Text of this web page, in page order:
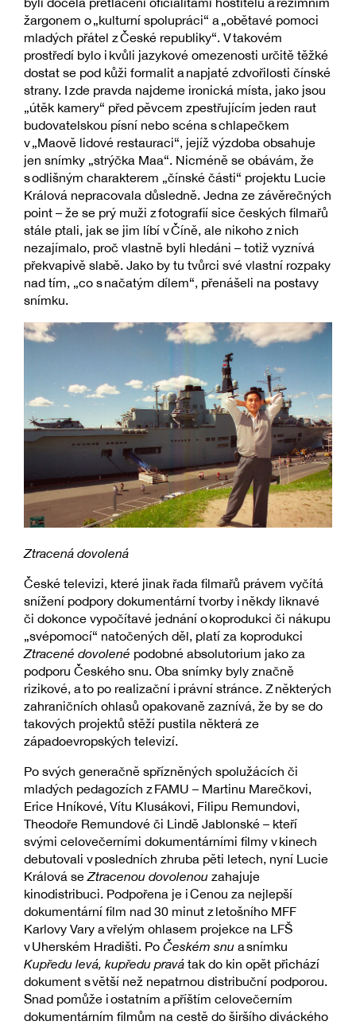
žargonem o „kulturní spolupráci“ a „obětavé pomoci
mladých přátel z České republiky“. V takovém
prostředí bylo i kvůli jazykové omezenosti určitě těžké
dostat se pod kůži formalit a napjaté zdvořilosti čínské
strany. I zde pravda najdeme ironická místa, jako jsou
„útěk kamery“ před pěvcem zpestřujícím jeden raut
budovatelskou písní nebo scéna s chlapečkem
v „Maově lidové restauraci“, jejíž výzdoba obsahuje
jen snímky „strýčka Maa“. Nicméně se obávám, že
s odlišným charakterem „čínské části“ projektu Lucie
Králová nepracovala důsledně. Jedna ze závěrečných
point – že se prý muži z fotografií sice českých filmařů
stále ptali, jak se jim líbí v Číně, ale nikoho z nich
nezajímalo, proč vlastně byli hledáni – totiž vyznívá
překvapivě slabě. Jako by tu tvůrci své vlastní rozpaky
nad tím, „co s načatým dílem“, přenášeli na postavy
snímku.
Ztracená dovolená
České televizi, které jinak řada filmařů právem vyčítá
snížení podpory dokumentární tvorby i někdy liknavé
či dokonce vypočítavé jednání o koprodukci či nákupu
„svépomocí“ natočených děl, platí za koprodukci
Ztracené dovolené podobné absolutorium jako za
podporu Českého snu. Oba snímky byly značně
rizikové, a to po realizační i právní stránce. Z některých
zahraničních ohlasů opakovaně zaznívá, že by se do
takových projektů stěží pustila některá ze
západoevropských televizí.
Po svých generačně spřízněných spolužácích či
mladých pedagozích z FAMU – Martinu Marečkovi,
Erice Hníkové, Vítu Klusákovi, Filipu Remundovi,
Theodoře Remundové či Lindě Jablonské – kteří
svými celovečerními dokumentárními filmy v kinech
debutovali v posledních zhruba pěti letech, nyní Lucie
Králová seZtracenou dovolenou zahajuje
kinodistribuci. Podpořena je i Cenou za nejlepší
dokumentární film nad 30 minut z letošního MFF
Karlovy Vary a vřelým ohlasem projekce na LFŠ
v Uherském Hradišti. Po Českém snu a snímku
Kupředu levá, kupředu pravá tak do kin opět přichází
dokument s větší než nepatrnou distribuční podporou.
Snad pomůže i ostatním a příštím celovečerním
dokumentárním filmům na cestě do širšího diváckého